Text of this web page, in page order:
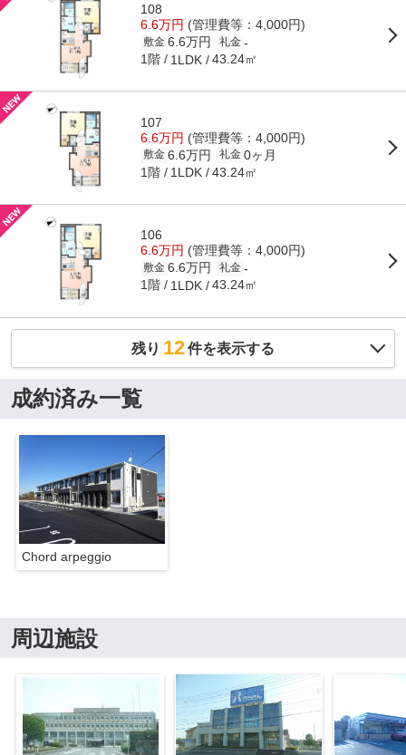
108
6.6万円 (管理費等：4,000円)
敷金 6.6万円 礼金 -
1階 1LDK 43.24㎡
107
6.6万円 (管理費等：4,000円)
敷金 6.6万円 礼金 0ヶ月
1階 1LDK 43.24㎡
106
6.6万円 (管理費等：4,000円)
敷金 6.6万円 礼金 -
1階 1LDK 43.24㎡
残り 12件を表示する
成約済み一覧
Chord arpeggio
周辺施設